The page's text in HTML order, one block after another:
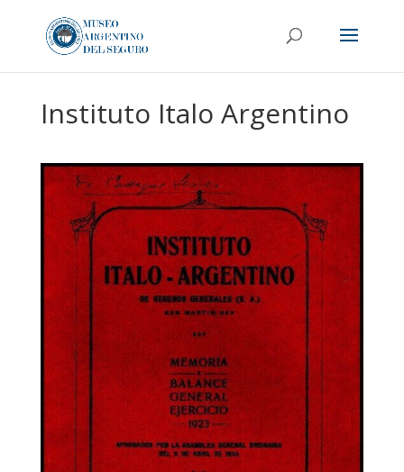
Instituto Italo Argentino